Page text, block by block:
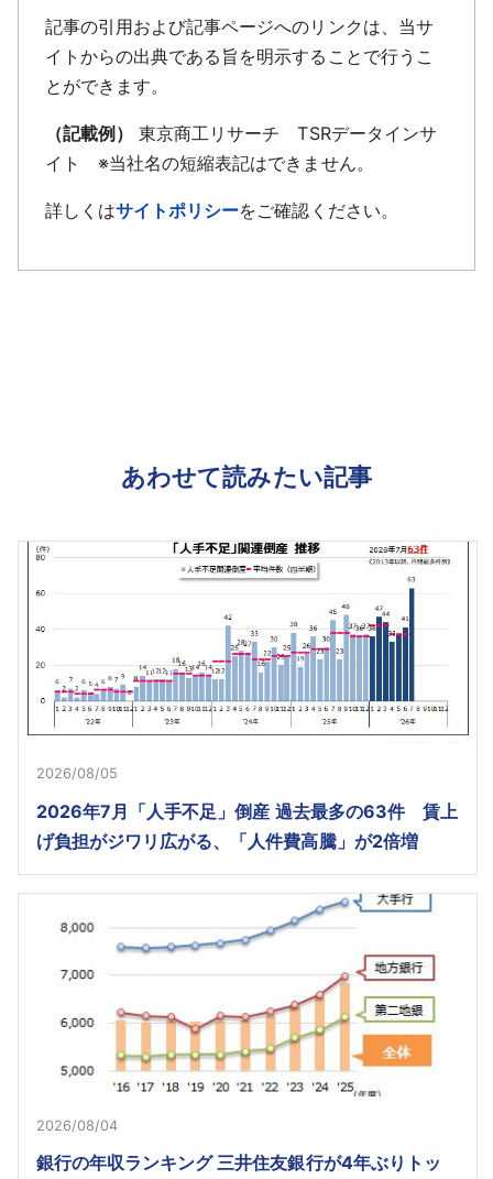
記事の引用および記事ページへのリンクは、当サ
イトからの出典である旨を明示することで行うこ
とができます。
（記載例）
東京商工リサーチ TSRデータインサ
イト ※当社名の短縮表記はできません。
詳しくはサイトポリシーをご確認ください。
あわせて読みたい記事
2026/08/05
2026年7月「人手不足」倒産 過去最多の63件 賃上
げ負担がジワリ広がる、「人件費高騰」が2倍増
2026/08/04
銀行の年収ランキング 三井住友銀行が4年ぶりトッ